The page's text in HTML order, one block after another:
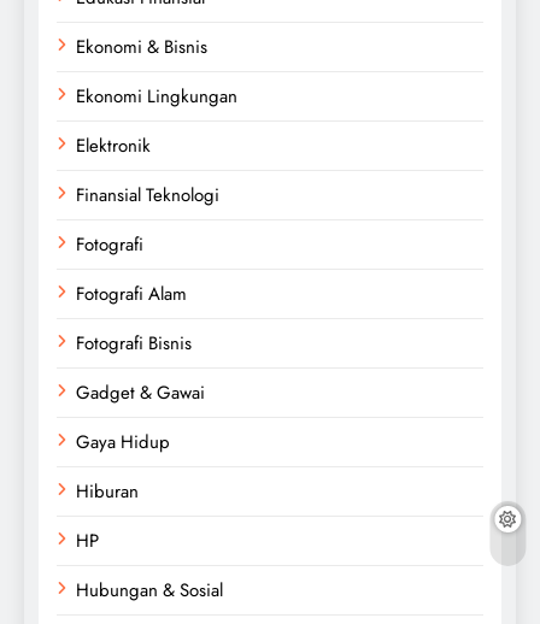
Ekonomi & Bisnis
Ekonomi Lingkungan
Elektronik
Finansial Teknologi
Fotografi
Fotografi Alam
Fotografi Bisnis
Gadget & Gawai
Gaya Hidup
Hiburan
HP
Hubungan & Sosial